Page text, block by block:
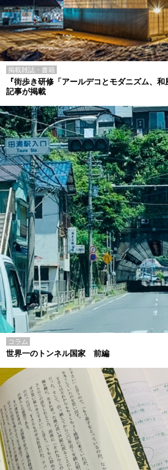
掲載雑誌・書籍
『街歩き研修「アールデコとモダニズム、
記事が掲載
コラム
世界一のトンネル国家 前編